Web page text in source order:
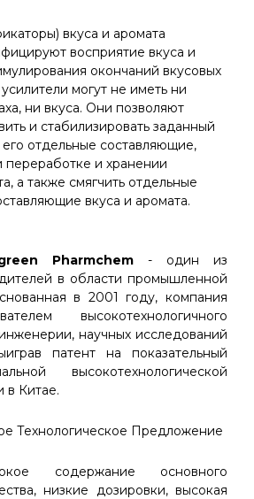
вкуса и аромата
восприятие вкуса и
окончаний вкусовых
могут не иметь ни
ни вкуса. Они позволяют
и стабилизировать заданный
отдельные составляющие,
переработке и хранении
а также смягчить отдельные
вкуса и аромата.
Pharmchem - один из
в области промышленной
в 2001 году, компания
высокотехнологичного
научных исследований
патент на показательный
высокотехнологической
в Китае.
Технологическое Предложение
содержание основного
низкие дозировки, высокая